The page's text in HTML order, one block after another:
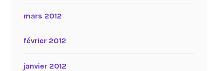
mars 2012
février 2012
janvier 2012